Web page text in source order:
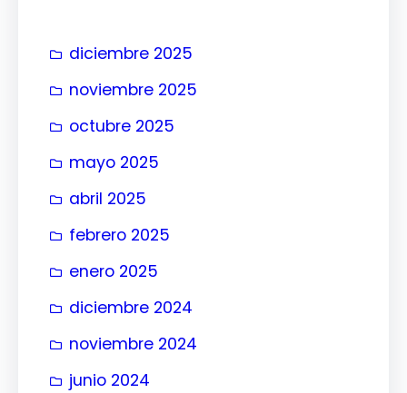
diciembre 2025
noviembre 2025
octubre 2025
mayo 2025
abril 2025
febrero 2025
enero 2025
diciembre 2024
noviembre 2024
junio 2024